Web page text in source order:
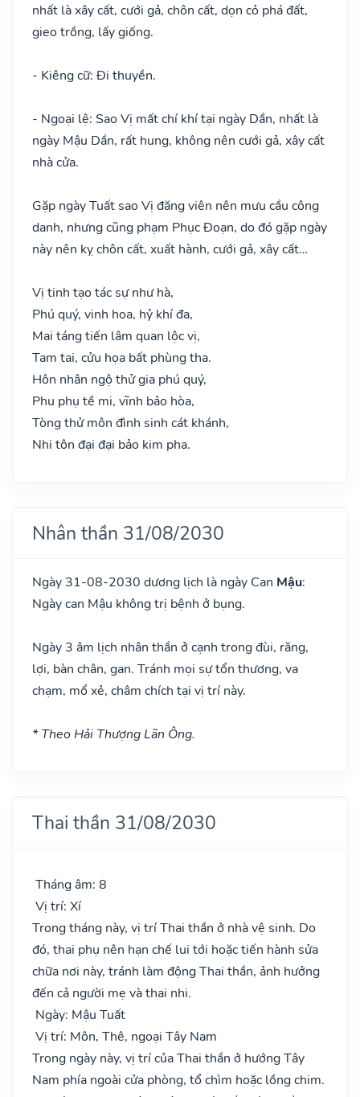
nhất là xây cất, cưới gả, chôn cất, dọn cỏ phá đất,
gieo trồng, lấy giống.
- Kiêng cữ: Đi thuyền.
- Ngoại lệ: Sao Vị mất chí khí tại ngày Dần, nhất là
ngày Mậu Dần, rất hung, không nên cưới gả, xây cất
nhà cửa.
Gặp ngày Tuất sao Vị đăng viên nên mưu cầu công
danh, nhưng cũng phạm Phục Đoạn, do đó gặp ngày
này nên kỵ chôn cất, xuất hành, cưới gả, xây cất…
Vị tinh tạo tác sự như hà,
Phú quý, vinh hoa, hỷ khí đa,
Mai táng tiến lâm quan lộc vị,
Tam tai, cửu họa bất phùng tha.
Hôn nhân ngộ thử gia phú quý,
Phu phụ tề mi, vĩnh bảo hòa,
Tòng thử môn đình sinh cát khánh,
Nhi tôn đại đại bảo kim pha.
Nhân thần 31/08/2030
Ngày 31-08-2030 dương lịch là ngày Can Mậu:
Ngày can Mậu không trị bệnh ở bụng.
Ngày 3 âm lịch nhân thần ở cạnh trong đùi, răng,
lợi, bàn chân, gan. Tránh mọi sự tổn thương, va
chạm, mổ xẻ, châm chích tại vị trí này.
* Theo Hải Thượng Lãn Ông.
Thai thần 31/08/2030
Tháng âm: 8
Vị trí: Xí
Trong tháng này, vị trí Thai thần ở nhà vệ sinh. Do
đó, thai phụ nên hạn chế lui tới hoặc tiến hành sửa
chữa nơi này, tránh làm động Thai thần, ảnh hưởng
đến cả người mẹ và thai nhi.
Ngày: Mậu Tuất
Vị trí: Môn, Thê, ngoại Tây Nam
Trong ngày này, vị trí của Thai thần ở hướng Tây
Nam phía ngoài cửa phòng, tổ chìm hoặc lồng chim.